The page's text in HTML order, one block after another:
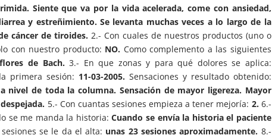
Siente que va por la vida acelerada, come con ansiedad,
y estreñimiento. Se levanta muchas veces a lo largo de la
cáncer de tiroides. 2.- Con cuales de nuestros productos (uno o
con nuestro producto: NO. Como complemento a las siguientes
de Bach.3.- En que zonas y para qué dolores se aplica:
primera sesión: 11-03-2005.Sensaciones y resultado obtenido:
nivel de toda la columna. Sensación de mayor ligereza. Mayor
5.- Con cuantas sesiones empieza a tener mejoría: 2.6.-
se me manda la historia:Cuando se envía la historia el paciente
se le da el alta: unas 23 sesiones aproximadamente. 8.-